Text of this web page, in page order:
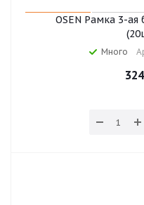
OSEN Рамка 3-
Много
324